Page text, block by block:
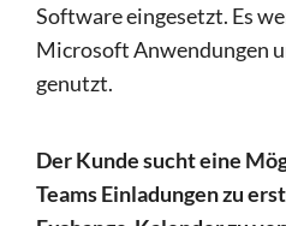
Software eingesetzt. Es
Microsoft Anwendungen
genutzt.
Der Kunde sucht eine
Teams Einladungen zu